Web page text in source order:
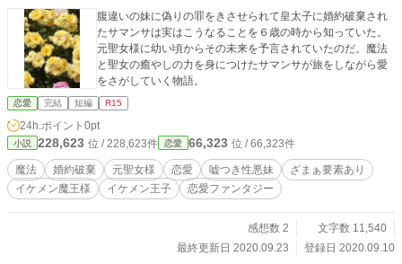
腹違いの妹に偽りの罪をきさせられて皇太子に婚約破棄され
たサマンサは実はこうなることを６歳の時から知っていた。
元聖女様に幼い頃からその未来を予言されていたのだ。魔法
と聖女の癒やしの力を身につけたサマンサが旅をしながら愛
をさがしていく物語。
恋愛 完結 短編 R15
24h.ポイント 0pt
小説 228,623 位 / 228,623件 恋愛 66,323 位 / 66,323件
魔法 婚約破棄 元聖女様 恋愛 嘘つき性悪妹
ざまぁ要素あり
イケメン魔王様
イケメン王子 恋愛ファンタジー
感想数 2
文字数 11,540
最終更新日 2020.09.23
登録日 2020.09.10